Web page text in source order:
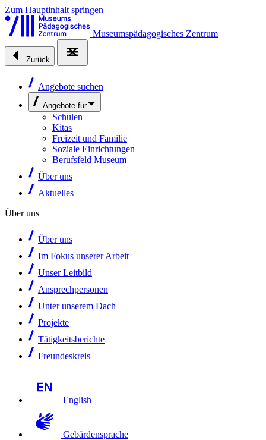
Zum Hauptinhalt springen
Museumspädagogisches Zentrum
Zurück
Angebote suchen
Angebote für
Schulen
Kitas
Freizeit und Familie
Soziale Einrichtungen
Berufsfeld Museum
Über uns
Aktuelles
Über uns
Über uns
Im Fokus unserer Arbeit
Unser Leitbild
Ansprechpersonen
Unter unserem Dach
Projekte
Tätigkeitsberichte
Freundeskreis
English
Gebärdensprache